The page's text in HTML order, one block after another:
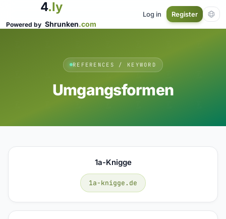
4.ly
Powered by Shrunken.com
Log in Register
REFERENCES / KEYWORD
Umgangsformen
1a-Knigge
1a-knigge.de